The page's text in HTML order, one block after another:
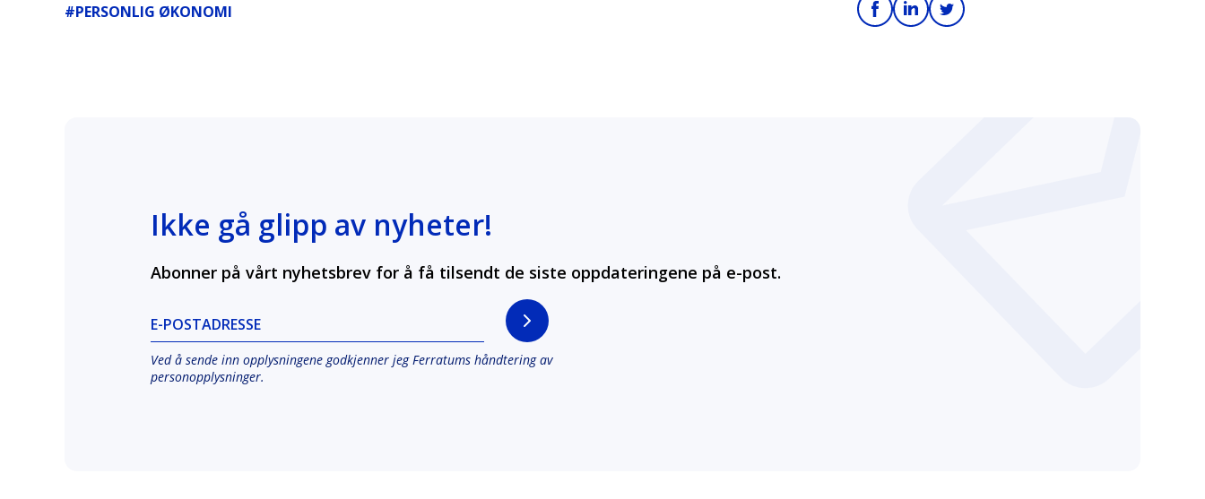
#PERSONLIG ØKONOMI
Ikke gå glipp av nyheter!
Abonner på vårt nyhetsbrev for å få tilsendt de siste oppdateringene på e-post.
E-POSTADRESSE
Ved å sende inn opplysningene godkjenner jeg Ferratums håndtering av
personopplysninger.